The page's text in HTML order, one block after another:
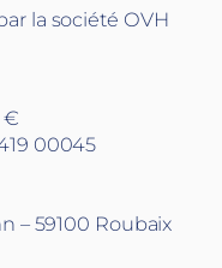
la société OVH
€
00045
– 59100 Roubaix